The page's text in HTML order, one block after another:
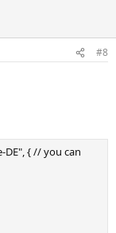
#8
DE", { // you can